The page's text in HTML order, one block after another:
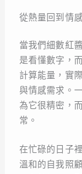
從熱量回到情
當我們細數紅
是看懂數字，
計算能量，實
與情感需求。
為它很精密，
常。
在忙碌的日子
溫和的自我照